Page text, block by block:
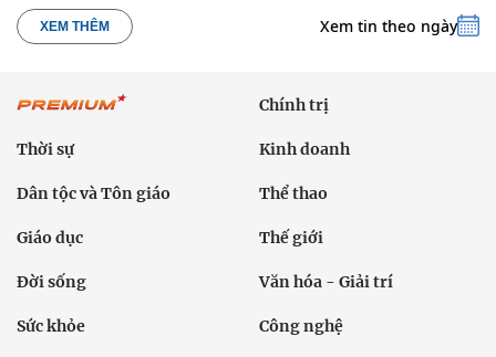
XEM THÊM Xem tin theo ngày
Chính trị
Thời sự Kinh doanh
Dân tộc và Tôn giáo Thể thao
Giáo dục Thế giới
Đời sống Văn hóa - Giải trí
Sức khỏe Công nghệ